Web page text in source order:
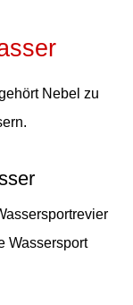
Nebel zu
Wassersport